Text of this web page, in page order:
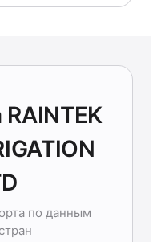
по данным